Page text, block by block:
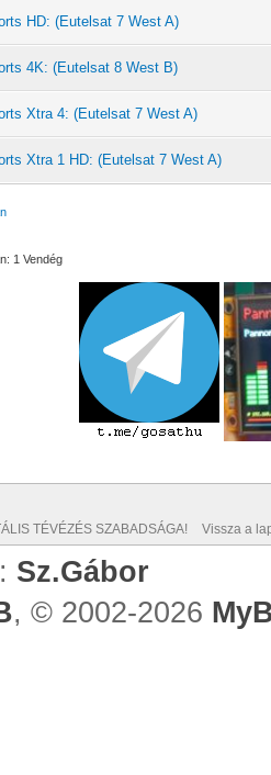
HD: (Eutelsat 7 West A)
4K: (Eutelsat 8 West B)
Xtra 4: (Eutelsat 7 West A)
Xtra 1 HD: (Eutelsat 7 West A)
1 Vendég
TÉVÉZÉS SZABADSÁGA! Vissza a
Sz.Gábor
, © 2002-2026